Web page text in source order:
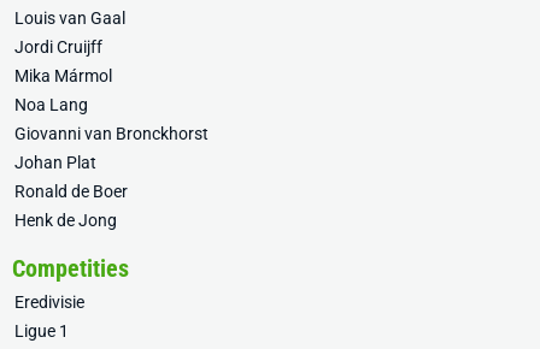
Louis van Gaal
Jordi Cruijff
Mika Mármol
Noa Lang
Giovanni van Bronckhorst
Johan Plat
Ronald de Boer
Henk de Jong
Competities
Eredivisie
Ligue 1